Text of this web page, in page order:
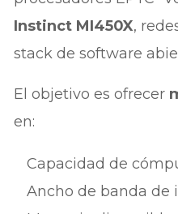
Instinct MI450X,
stack de software
El objetivo es ofrecer
en:
Capacidad de
Ancho de banda de